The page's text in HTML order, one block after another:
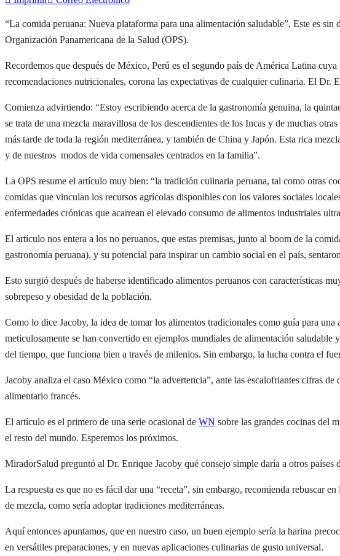
“La comida peruana: Nueva plataforma para una alimentación saludable”. Este es
Organización Panamericana de la Salud (OPS).
Recordemos que después de México, Perú es el segundo país de América Latina
recomendaciones nutricionales, corona las expectativas de cualquier culinaria. El Dr.
Comienza advirtiendo: “Estoy escribiendo acerca de la gastronomía genuina, la
se trata de una mezcla maravillosa de los descendientes de los Incas y de muchas
más tarde de toda la región mediterránea, y también de China y Japón. Esta rica
y de nuestros modos de vida comensales centrados en la familia”.
La OPS resume el artículo muy bien: “la tradición culinaria peruana, tal como otras
comidas que vinculan los recursos agrícolas disponibles con los valores sociales
enfermedades crónicas que acarrean el elevado consumo de alimentos industriales
El artículo nos entera a los no peruanos, que estas premisas, junto al boom de la
gastronomía peruana), y su potencial para inspirar un cambio social en el país,
Esto surgió después de haberse identificado alimentos peruanos con características
sobrepeso y obesidad de la población.
Como lo dice Jacoby, la idea de tomar los alimentos tradicionales como guía para
meticulosamente se han convertido en ejemplos mundiales de alimentación
del tiempo, que funciona bien a través de milenios. Sin embargo, la lucha contra el
Jacoby analiza el caso México como “la advertencia”, ante las escalofriantes cifras
alimentario francés.
El artículo es el primero de una serie ocasional de WN sobre las grandes cocinas del
el resto del mundo. Esperemos los próximos.
MiradorSalud preguntó al Dr. Enrique Jacoby qué consejo simple daría a otros
La respuesta es que no es fácil dar una “receta”, sin embargo, recomienda rebuscar
de mezcla, como sería adoptar tradiciones mediterráneas.
Aquí entonces apuntamos, que en nuestro caso, un buen ejemplo sería la harina
en versátiles preparaciones, y en nuevas aplicaciones culinarias de gusto universal.